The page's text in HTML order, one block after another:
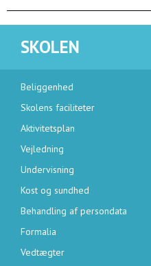
SKOLEN
Beliggenhed
Skolens faciliteter
Aktivitetsplan
Vejledning
Undervisning
Kost og sundhed
Behandling af persondata
Formalia
Vedtægter